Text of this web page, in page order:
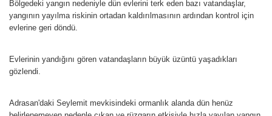
Bölgedeki yangın nedeniyle dün evlerini terk eden bazı vatandaşlar,
yangının yayılma riskinin ortadan kaldırılmasının ardından kontrol için
evlerine geri döndü.
Evlerinin yandığını gören vatandaşların büyük üzüntü yaşadıkları
gözlendi.
Adrasan'daki Seylemit mevkisindeki ormanlık alanda dün henüz